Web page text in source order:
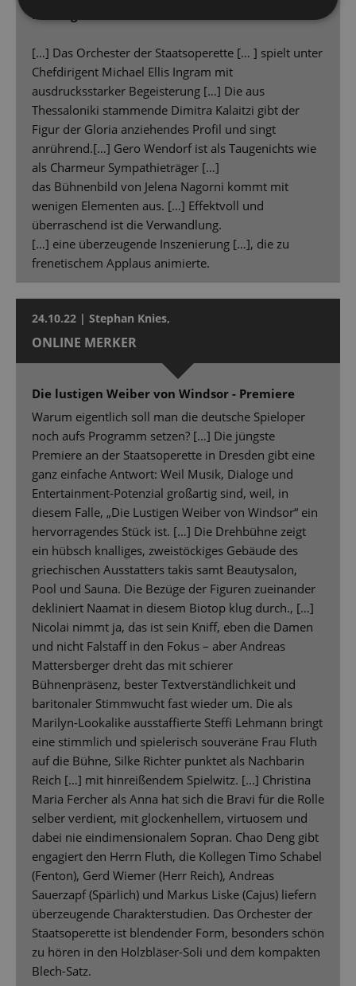
Hintergrund.
[…] Das Orchester der Staatsoperette [… ] spielt unter
Chefdirigent Michael Ellis Ingram mit
ausdrucksstarker Begeisterung […] Die aus
Thessaloniki stammende Dimitra Kalaitzi gibt der
Figur der Gloria anziehendes Profil und singt
anrührend.[…] Gero Wendorf ist als Taugenichts wie
als Charmeur Sympathieträger […]
das Bühnenbild von Jelena Nagorni kommt mit
wenigen Elementen aus. […] Effektvoll und
überraschend ist die Verwandlung.
[…] eine überzeugende Inszenierung […], die zu
frenetischem Applaus animierte.
24.10.22 | Stephan Knies,
ONLINE MERKER
Die lustigen Weiber von Windsor - Premiere
Warum eigentlich soll man die deutsche Spieloper
noch aufs Programm setzen? […] Die jüngste
Premiere an der Staatsoperette in Dresden gibt eine
ganz einfache Antwort: Weil Musik, Dialoge und
Entertainment-Potenzial großartig sind, weil, in
diesem Falle, „Die Lustigen Weiber von Windsor“ ein
hervorragendes Stück ist. […] Die Drehbühne zeigt
ein hübsch knalliges, zweistöckiges Gebäude des
griechischen Ausstatters takis samt Beautysalon,
Pool und Sauna. Die Bezüge der Figuren zueinander
dekliniert Naamat in diesem Biotop klug durch., […]
Nicolai nimmt ja, das ist sein Kniff, eben die Damen
und nicht Falstaff in den Fokus – aber Andreas
Mattersberger dreht das mit schierer
Bühnenpräsenz, bester Textverständlichkeit und
baritonaler Stimmwucht fast wieder um. Die als
Marilyn-Lookalike ausstaffierte Steffi Lehmann bringt
eine stimmlich und spielerisch souveräne Frau Fluth
auf die Bühne, Silke Richter punktet als Nachbarin
Reich […] mit hinreißendem Spielwitz. [...] Christina
Maria Fercher als Anna hat sich die Bravi für die Rolle
selber verdient, mit glockenhellem, virtuosem und
dabei nie eindimensionalem Sopran. Chao Deng gibt
engagiert den Herrn Fluth, die Kollegen Timo Schabel
(Fenton), Gerd Wiemer (Herr Reich), Andreas
Sauerzapf (Spärlich) und Markus Liske (Cajus) liefern
überzeugende Charakterstudien. Das Orchester der
Staatsoperette ist blendender Form, besonders schön
zu hören in den Holzbläser-Soli und dem kompakten
Blech-Satz.